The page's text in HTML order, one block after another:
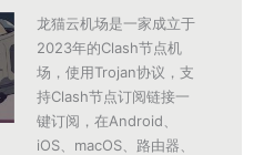
龙猫云机场是一家成立于
2023年的Clash节点机
场，使用Trojan协议，支
持Clash节点订阅链接一
键订阅，在Android、
iOS、macOS、路由器、